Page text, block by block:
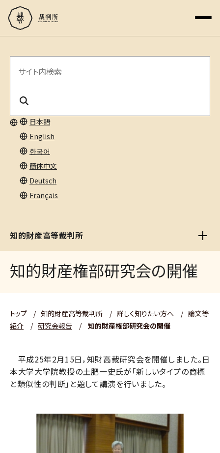
日本語
English
한국어
簡体中文
Deutsch
Français
サ
内
検
索
知的財産高等裁判所
知的財産権部研究会の開催
トップ / 知的財産高等裁判所 / 詳しく知りたい方へ / 論文等
紹介
/ 研究会報告 / 知的財産権部研究会の開催
平成25年2月15日，知財高裁研究会を開催しました。日
本大学大学院教授の土肥一史氏が「新しいタイプの商標
と類似性の判断」と題して講演を行いました。